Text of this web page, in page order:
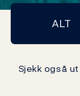
ALT
Sjekk også